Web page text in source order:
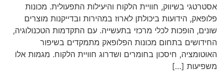
אסטרטגי בשיווק, חוויית הלקוח והיעילות התפעולית. מכונות
פלופאק, הידועות ביכולתן לארוז במהירות ובדייקנות מוצרים
שונים, הופכות לכלי מרכזי בתעשייה. עם התקדמות הטכנולוגיה,
החידושים בתחום מכונות הפלופאק מתמקדים בשיפור
האוטומציה, חיסכון בחומרים ושדרוג חוויית הלקוח. מגמות אלו
משפיעות […]